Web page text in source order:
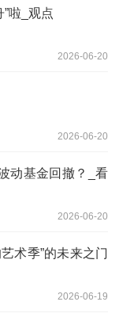
啦_观点
2026-06-20
2026-06-20
动基金回撤？_看
2026-06-20
术季”的未来之门
2026-06-19